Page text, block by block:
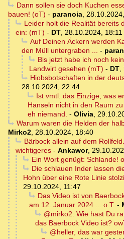
Dann sollen sie doch Kuchen
bauen! (oT) - paranoia,
Leider holt die Realität bereits
ein: (mT) - DT, 28.10.2024, 18:11
Auf Deinen Äckern werden
den Müll untergraben ... -
Bis jetzt habe ich noch
Landwirt gesehen (mT) - DT,
Hiobsbotschaften in der
28.10.2024, 22:44
Ist vmtl. das Einzige, was
Hanseln nicht in den Raum
eh niemand. - Olivia,
Warum waren die Helden der
Mirko2, 28.10.2024, 18:40
Bärbock allein auf dem
wichtigeres - Ankawor,
Ein Wort genügt: Schlande!
Die schlauen Inder lassen
Hohn über eine Rote Linie
29.10.2024, 11:47
Das Video ist von
am 12. Januar 2024 ... o.T. -
@mirko2: Wie hast Du
das Baerbock Video ist?
@heller, das war